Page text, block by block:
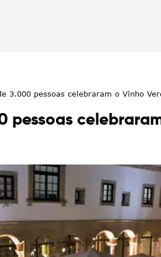
3.000 pessoas celebraram o Vinho
pessoas